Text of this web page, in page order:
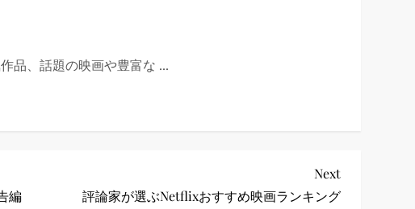
品、話題の映画や豊富な ...
編
Next
Post
Next
評論家が選ぶNetflixおすすめ映画ランキング